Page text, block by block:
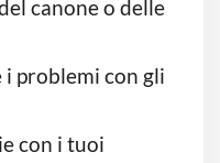
canone o delle
i problemi con gli
con i tuoi